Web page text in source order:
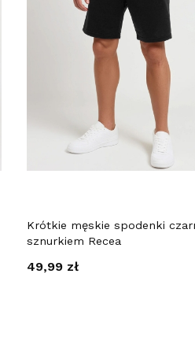
Krótkie męskie spodenki
sznurkiem Recea
Cena
49,99 zł